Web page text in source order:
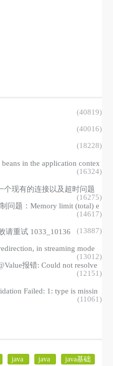
(40819)
(40016)
(18228)
in the application contex
(16324)
个现有的连接以及超时问题
(16275)
问题：Memory limit (total) e
(14617)
请重试 1033_10136 (13887)
in streaming mode
(13012)
报错: Could not resolve
(12151)
Failed: 1: type is missin
(11061)
java java java基础